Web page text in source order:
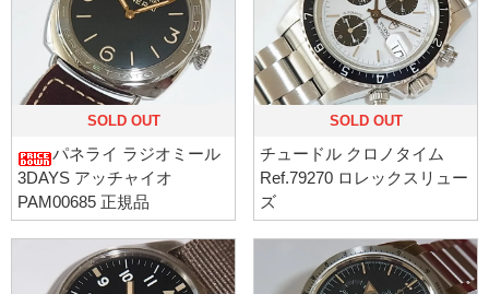
SOLD OUT
パネライ ラジオミール
3DAYS アッチャイオ
PAM00685 正規品
SOLD OUT
チュードル クロノタイム
Ref.79270 ロレックスリュー
ズ